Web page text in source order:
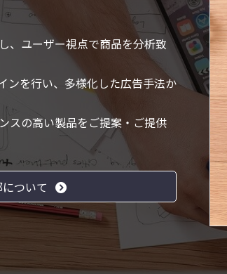
、ユーザー視点で商品を分析致
ンを行い、多様化した広告手法か
スの高い製品をご提案・ご提供
ついて